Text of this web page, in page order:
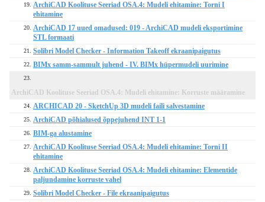
19. ArchiCAD Koolituse Seeriad OSA.4: Mudeli ehitamine: Torni I
ehitamine
20. ArchiCAD 17 uued omadused: 019 - ArchiCAD mudeli eksportimine
STL formaati
21. Solibri Model Checker - Information Takeoff ekraanipaigutus
22. BIMx samm-sammult juhend - IV. BIMx hüpermudeli uurimine
23.
ArchiCAD Koolituse Seeriad OSA.4: Mudeli ehitamine: Korruste määramine
24. ARCHICAD 20 - SketchUp 3D mudeli faili salvestamine
25. ArchiCAD põhialused õppejuhend INT 1-1
26. BIM-ga alustamine
27. ArchiCAD Koolituse Seeriad OSA.4: Mudeli ehitamine: Torni II
ehitamine
28. ArchiCAD Koolituse Seeriad OSA.4: Mudeli ehitamine: Elementide
paljundamine korruste vahel
29. Solibri Model Checker - File ekraanipaigutus